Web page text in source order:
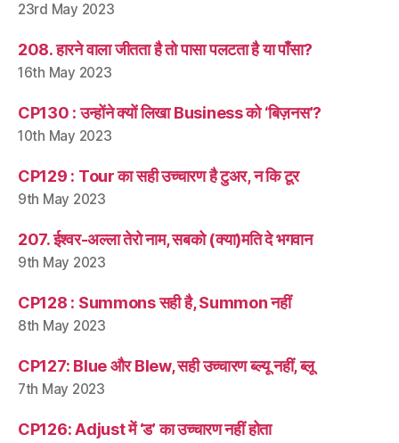
23rd May 2023
208. हारने वाला जीतता है तो पासा पलटता है या पाँसा?
16th May 2023
CP130 : उन्होंने क्यों लिखा Business को ‘बिज़नस’?
10th May 2023
CP129 : Tour का सही उच्चारण है टुअर, न कि टूर
9th May 2023
207. ईश्वर-अल्ला तेरो नाम, सबको (क्या)मति दे भगवान
9th May 2023
CP128 : Summons सही है, Summon नहीं
8th May 2023
CP127: Blue और Blew, सही उच्चारण ब्ल्यू नहीं, ब्लू
7th May 2023
CP126: Adjust में ‘ड’ का उच्चारण नहीं होता